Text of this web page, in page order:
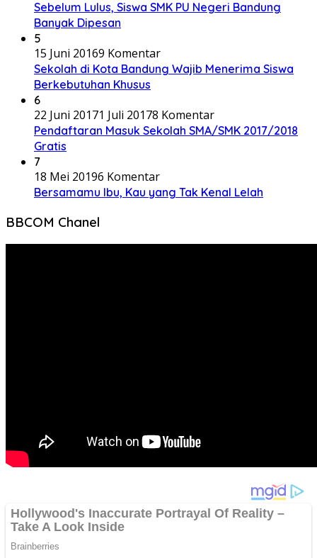
Sebelum Lulus, Siswa SMK PU Negeri Bandung
Banyak Dipesan
5
15 Juni 20169 Komentar
Sekolah di Kota Bandung Wajib Menerima Siswa
Berkebutuhan Khusus
6
22 Juni 20171 Juli 20178 Komentar
Pendaftaran Masuk Sekolah SMA/SMK 2017/2018
Gratis
7
18 Mei 20196 Komentar
Bersamamu Ibu, Kau yang Tak Kenal Lelah
BBCOM Chanel